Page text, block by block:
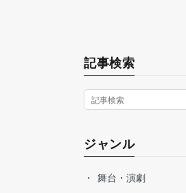
記事検索
ジャンル
舞台・演劇